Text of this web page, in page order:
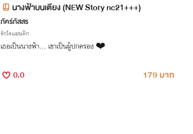
นางฟ้าบนเตียง (NEW Story nc21+++)
ภัคร์ภัสสร
รักโรแมนติก
เธอเป็นนางฟ้า... เขาเป็นผู้ปกครอง ❤️
0.0 179 บาท